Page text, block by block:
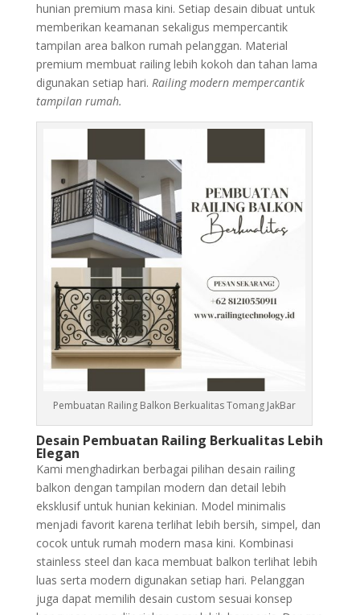
hunian premium masa kini. Setiap desain dibuat untuk
memberikan keamanan sekaligus mempercantik
tampilan area balkon rumah pelanggan. Material
premium membuat railing lebih kokoh dan tahan lama
digunakan setiap hari. Railing modern mempercantik
tampilan rumah.
Pembuatan Railing Balkon Berkualitas Tomang JakBar
Desain Pembuatan Railing Berkualitas Lebih
Elegan
Kami menghadirkan berbagai pilihan desain railing
balkon dengan tampilan modern dan detail lebih
eksklusif untuk hunian kekinian. Model minimalis
menjadi favorit karena terlihat lebih bersih, simpel, dan
cocok untuk rumah modern masa kini. Kombinasi
stainless steel dan kaca membuat balkon terlihat lebih
luas serta modern digunakan setiap hari. Pelanggan
juga dapat memilih desain custom sesuai konsep